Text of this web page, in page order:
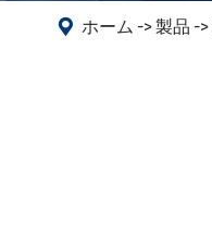
 ホーム 製品